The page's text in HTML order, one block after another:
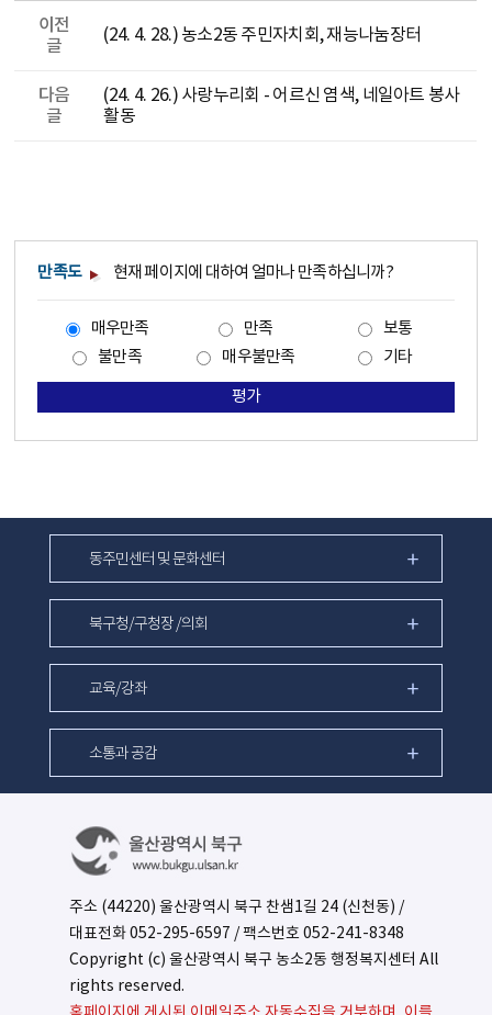
이전
글
(24. 4. 28.) 농소2동 주민자치회, 재능나눔장터
다음
글
(24. 4. 26.) 사랑누리회 - 어르신 염색, 네일아트 봉사
활동
만족도 현재 페이지에 대하여 얼마나 만족하십니까?
매우만족 만족
보통
불만족
매우불만족 기타
평가
동주민센터 및 문화센터
북구청/구청장 /의회
교육/강좌
소통과 공감
주소 (44220) 울산광역시 북구 찬샘1길 24 (신천동) /
대표전화052-295-6597 / 팩스번호 052-241-8348
Copyright (c) 울산광역시 북구 농소2동 행정복지센터 All
rights reserved.